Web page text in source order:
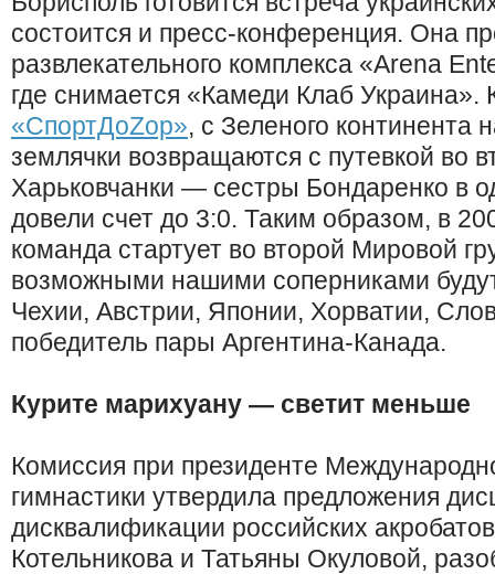
состоится и пресс-конференция. Она
развлекательного комплекса «Arena
где снимается «Камеди Клаб Украина».
«СпортДоZор», с Зеленого континента
землячки возвращаются с путевкой во
Харьковчанки — сестры Бондаренко в
довели счет до 3:0. Таким образом, в
команда стартует во второй Мировой
возможными нашими соперниками
Чехии, Австрии, Японии, Хорватии,
победитель пары Аргентина-Канада.
Курите марихуану — светит меньше
Комиссия при президенте
гимнастики утвердила предложения
дисквалификации российских
Котельникова и Татьяны Окуловой,